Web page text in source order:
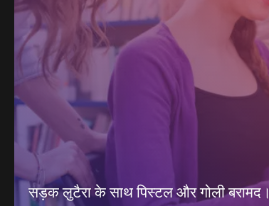
सड़क लुटैरा के साथ पिस्टल और गोली बरामद।